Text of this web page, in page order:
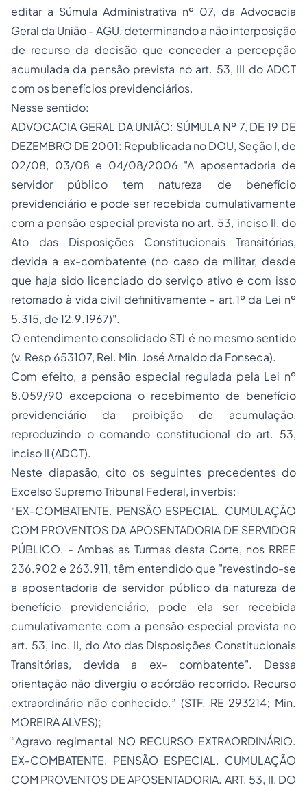
editar a Súmula Administrativa nº 07, da Advocacia
Geral da União - AGU, determinando a não interposição
de recurso da decisão que conceder a percepção
acumulada da pensão prevista no art. 53, III do ADCT
com os benefícios previdenciários.
Nesse sentido:
ADVOCACIA GERAL DA UNIÃO: SÚMULA Nº 7, DE 19 DE
DEZEMBRO DE 2001: Republicada no DOU, Seção I, de
02/08, 03/08 e 04/08/2006 "A aposentadoria de
servidor público tem natureza de benefício
previdenciário e pode ser recebida cumulativamente
com a pensão especial prevista no art. 53, inciso II, do
Ato das Disposições Constitucionais Transitórias,
devida a ex-combatente (no caso de militar, desde
que haja sido licenciado do serviço ativo e com isso
retornado à vida civil definitivamente - art.1º da Lei nº
5.315, de 12.9.1967)".
O entendimento consolidado STJ é no mesmo sentido
(v. Resp 653107, Rel. Min. José Arnaldo da Fonseca).
Com efeito, a pensão especial regulada pela Lei nº
8.059/90 excepciona o recebimento de benefício
previdenciário da proibição de acumulação,
reproduzindo o comando constitucional do art. 53,
inciso II (ADCT).
Neste diapasão, cito os seguintes precedentes do
Excelso Supremo Tribunal Federal, in verbis:
“EX-COMBATENTE. PENSÃO ESPECIAL. CUMULAÇÃO
COM PROVENTOS DA APOSENTADORIA DE SERVIDOR
PÚBLICO. - Ambas as Turmas desta Corte, nos RREE
236.902 e 263.911, têm entendido que "revestindo-se
a aposentadoria de servidor público da natureza de
benefício previdenciário, pode ela ser recebida
cumulativamente com a pensão especial prevista no
art. 53, inc. II, do Ato das Disposições Constitucionais
Transitórias, devida a ex- combatente". Dessa
orientação não divergiu o acórdão recorrido. Recurso
extraordinário não conhecido.” (STF. RE 293214; Min.
MOREIRA ALVES);
“Agravo regimental NO RECURSO EXTRAORDINÁRIO.
EX-COMBATENTE. PENSÃO ESPECIAL. CUMULAÇÃO
COM PROVENTOS DE APOSENTADORIA. ART. 53, II, DO